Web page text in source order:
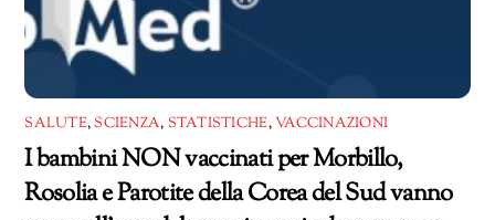
SALUTE,SCIENZA, STATISTICHE,VACCINAZIONI
I bambini NON vaccinati per Morbillo,
Rosolia e Parotite della Corea del Sud vanno